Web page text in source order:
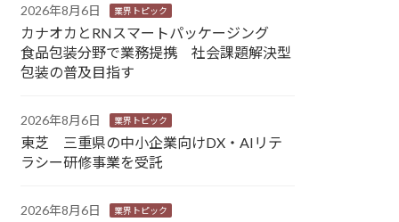
2026年8月6日 業界トピック
カナオカとRNスマートパッケージング
食品包装分野で業務提携 社会課題解決型
包装の普及目指す
2026年8月6日 業界トピック
東芝 三重県の中小企業向けDX・AIリテ
ラシー研修事業を受託
2026年8月6日 業界トピック